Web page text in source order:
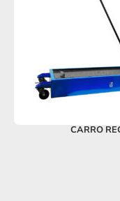
CARRO